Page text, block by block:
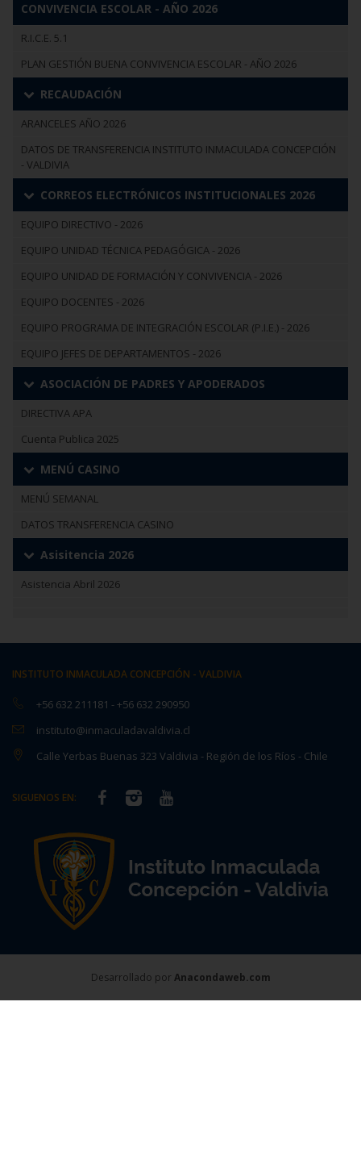
CONVIVENCIA ESCOLAR - AÑO 2026
R.I.C.E. 5.1
PLAN GESTIÓN BUENA CONVIVENCIA ESCOLAR - AÑO 2026
RECAUDACIÓN
ARANCELES AÑO 2026
DATOS DE TRANSFERENCIA INSTITUTO INMACULADA CONCEPCIÓN
- VALDIVIA
CORREOS ELECTRÓNICOS INSTITUCIONALES 2026
EQUIPO DIRECTIVO - 2026
EQUIPO UNIDAD TÉCNICA PEDAGÓGICA - 2026
EQUIPO UNIDAD DE FORMACIÓN Y CONVIVENCIA - 2026
EQUIPO DOCENTES - 2026
EQUIPO PROGRAMA DE INTEGRACIÓN ESCOLAR (P.I.E.) - 2026
EQUIPO JEFES DE DEPARTAMENTOS - 2026
ASOCIACIÓN DE PADRES Y APODERADOS
DIRECTIVA APA
Cuenta Publica 2025
MENÚ CASINO
MENÚ SEMANAL
DATOS TRANSFERENCIA CASINO
Asisitencia 2026
Asistencia Abril 2026
INSTITUTO INMACULADA CONCEPCIÓN - VALDIVIA
+56 632 211181 -+56 632 290950
instituto@inmaculadavaldivia.cl
Calle Yerbas Buenas 323 Valdivia - Región de los Ríos - Chile
SIGUENOS EN:
Desarrollado por Anacondaweb.com